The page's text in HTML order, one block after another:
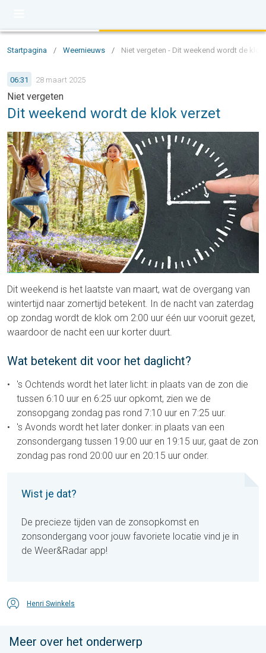
Startpagina / Weernieuws / Niet vergeten - Dit weekend wordt de klok
06:31 28 maart 2025
Niet vergeten
Dit weekend wordt de klok verzet
Dit weekend is het laatste van maart, wat de overgang van
wintertijd naar zomertijd betekent. In de nacht van zaterdag
op zondag wordt de klok om 2:00 uur één uur vooruit gezet,
waardoor de nacht een uur korter duurt.
Wat betekent dit voor het daglicht?
's Ochtends wordt het later licht: in plaats van de zon die
tussen 6:10 uur en 6:25 uur opkomt, zien we de
zonsopgang zondag pas rond 7:10 uur en 7:25 uur.
's Avonds wordt het later donker: in plaats van een
zonsondergang tussen 19:00 uur en 19:15 uur, gaat de zon
zondag pas rond 20:00 uur en 20:15 uur onder.
Wist je dat?
De precieze tijden van de zonsopkomst en
zonsondergang voor jouw favoriete locatie vind je in
de Weer&Radar app!
Henri Swinkels
Meer over het onderwerp